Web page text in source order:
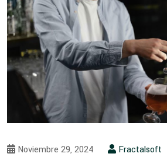
Noviembre 29, 2024 Fractalsoft